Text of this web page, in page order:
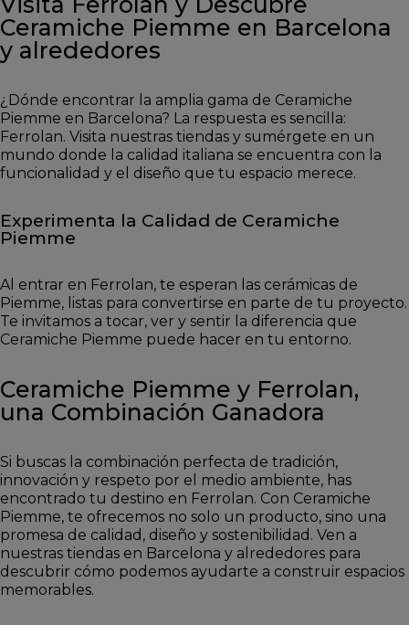
Ceramiche Piemme en Barcelona
y alrededores
¿Dónde encontrar la amplia gama de Ceramiche
Piemme en Barcelona? La respuesta es sencilla:
Ferrolan. Visita nuestras tiendas y sumérgete en un
mundo donde la calidad italiana se encuentra con la
funcionalidad y el diseño que tu espacio merece.
Experimenta la Calidad de Ceramiche
Piemme
Al entrar en Ferrolan, te esperan las cerámicas de
Piemme, listas para convertirse en parte de tu proyecto.
Te invitamos a tocar, ver y sentir la diferencia que
Ceramiche Piemme puede hacer en tu entorno.
Ceramiche Piemme y Ferrolan,
una Combinación Ganadora
Si buscas la combinación perfecta de tradición,
innovación y respeto por el medio ambiente, has
encontrado tu destino en Ferrolan. Con Ceramiche
Piemme, te ofrecemos no solo un producto, sino una
promesa de calidad, diseño y sostenibilidad. Ven a
nuestras tiendas en Barcelona y alrededores para
descubrir cómo podemos ayudarte a construir espacios
memorables.